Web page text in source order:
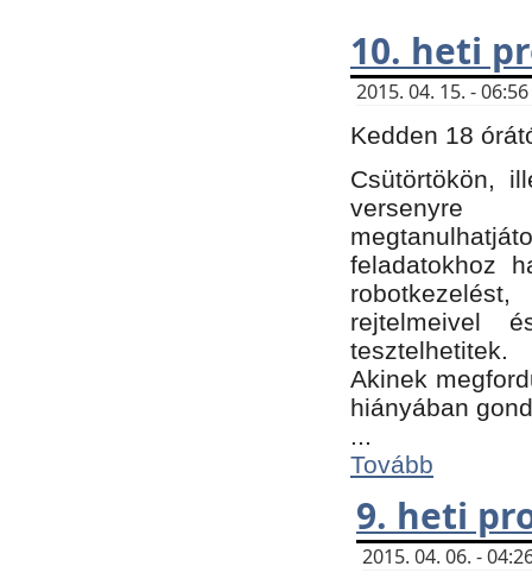
10. heti
2015. 04. 15. -
Kedden 18
Csütörtökön,
versenyre
feladatokhoz
rejtelmeivel
tesztelhetitek.
Akinek
hiányában
...
Tovább
9. heti
2015. 04. 06. -